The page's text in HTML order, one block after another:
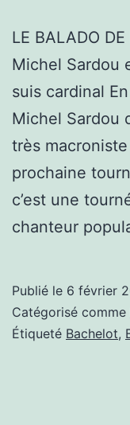
LE BALADO DE
Michel Sardou
suis cardinal
Michel Sardou
très
prochaine
c’est une
chanteur
Publié le 6 février
Catégorisé comme
Étiqueté Bachelot,